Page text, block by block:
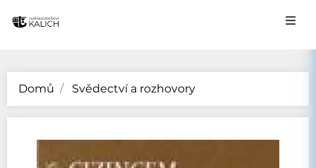
Domů Svědectví a rozhovory